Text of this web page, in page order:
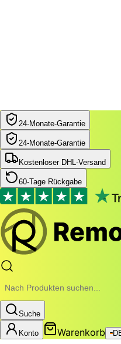
24‑Monate‑Garantie
24‑Monate‑Garantie
Kostenloser DHL-Versand
60-Tage Rückgabe
Suche
Konto Warenkorb